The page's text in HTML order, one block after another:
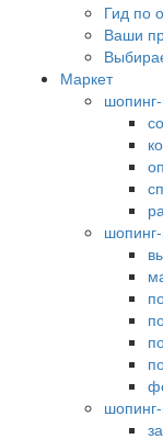
Гид по
Ваши
Маркет